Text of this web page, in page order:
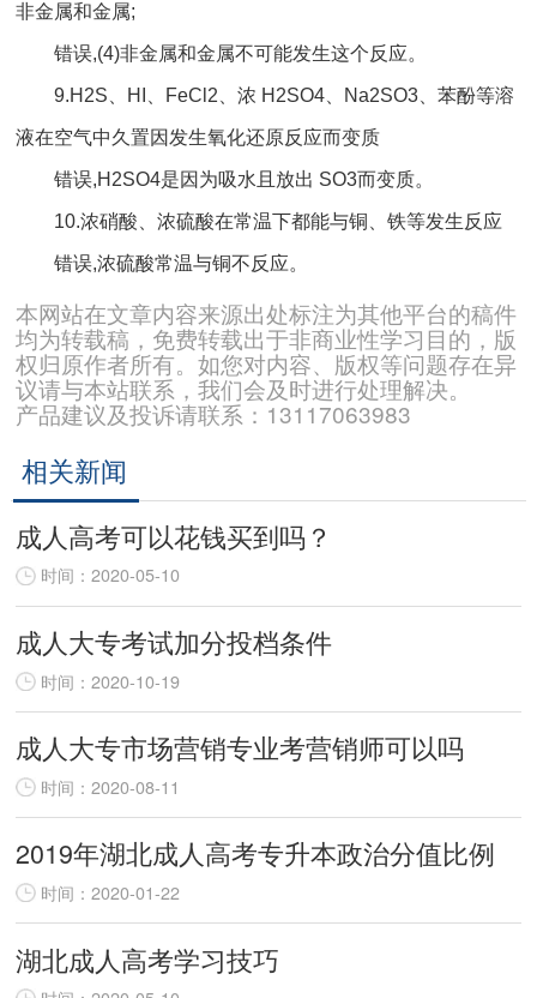
非金属和金属;
错误,(4)非金属和金属不可能发生这个反应。
9.H2S、HI、FeCl2、浓 H2SO4、Na2SO3、苯酚等溶
液在空气中久置因发生氧化还原反应而变质
错误,H2SO4是因为吸水且放出 SO3而变质。
10.浓硝酸、浓硫酸在常温下都能与铜、铁等发生反应
错误,浓硫酸常温与铜不反应。
本网站在文章内容来源出处标注为其他平台的稿件
均为转载稿，免费转载出于非商业性学习目的，版
权归原作者所有。如您对内容、版权等问题存在异
议请与本站联系，我们会及时进行处理解决。
产品建议及投诉请联系：13117063983
相关新闻
成人高考可以花钱买到吗？
时间：2020-05-10
成人大专考试加分投档条件
时间：2020-10-19
成人大专市场营销专业考营销师可以吗
时间：2020-08-11
2019年湖北成人高考专升本政治分值比例
时间：2020-01-22
湖北成人高考学习技巧